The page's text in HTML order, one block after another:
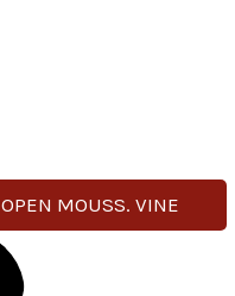
OPEN MOUSS. VINE